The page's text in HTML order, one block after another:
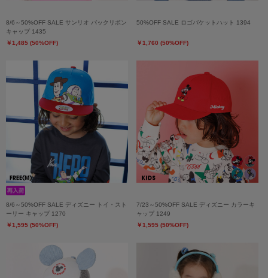
8/6～50%OFF SALE サンリオ バックリボン
キャップ 1435
￥1,485 (50%OFF)
50%OFF SALE ロゴバケットハット 1394
￥1,760 (50%OFF)
8/6～50%OFF SALE ディズニー トイ・スト
ーリー キャップ 1270
￥1,595 (50%OFF)
7/23～50%OFF SALE ディズニー カラーキ
ャップ 1249
￥1,595 (50%OFF)